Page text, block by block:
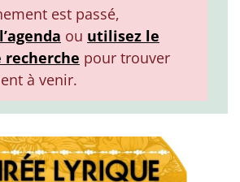
est passé,
ou utilisez le
pour trouver
à venir.